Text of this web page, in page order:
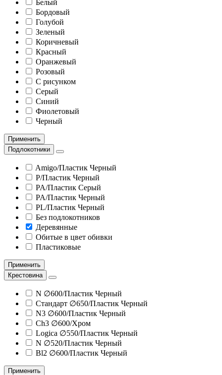
Белый
Бордовый
Голубой
Зеленый
Коричневый
Красный
Оранжевый
Розовый
С рисунком
Серый
Синий
Фиолетовый
Черный
Применить
Подлокотники
Amigo/Пластик Черный
P/Пластик Черный
PA/Пластик Серый
PA/Пластик Черный
PL/Пластик Черный
Без подлокотников
Деревянные
Обитые в цвет обивки
Пластиковые
Применить
Крестовина
N ∅600/Пластик Черный
Стандарт ∅650/Пластик Черный
N3 ∅600/Пластик Черный
Ch3 ∅600/Хром
Logica ∅550/Пластик Черный
N ∅520/Пластик Черный
Bl2 ∅600/Пластик Черный
Применить